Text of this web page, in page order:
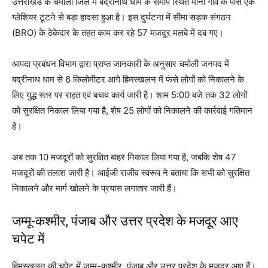
ग्लेशियर टूटने से बड़ा हादसा हुआ है। इस दुर्घटना में सीमा सड़क संगठन
(BRO) के ठेकेदार के तहत काम कर रहे 57 मजदूर मलबे में दब गए।
आपदा प्रबंधन विभाग द्वारा प्राप्त जानकारी के अनुसार चमोली जनपद में
बद्रीनाथ धाम से 6 किलोमीटर आगे हिमस्खलन में फंसे लोगों को निकालने के
लिए युद्ध स्तर पर राहत एवं बचाव कार्य जारी है। शाम 5:00 बजे तक 32 लोगों
को सुरक्षित निकाल लिया गया है, शेष 25 लोगों को निकालने की कार्रवाई गतिमान
है।
अब तक 10 मजदूरों को सुरक्षित बाहर निकाल लिया गया है, जबकि शेष 47
मजदूरों की तलाश जारी है। आईजी राजीव स्वरूप ने बताया कि सभी को सुरक्षित
निकालने और मार्ग खोलने के प्रयास लगातार जारी हैं।
जम्मू-कश्मीर, पंजाब और उत्तर प्रदेश के मजदूर आए
चपेट में